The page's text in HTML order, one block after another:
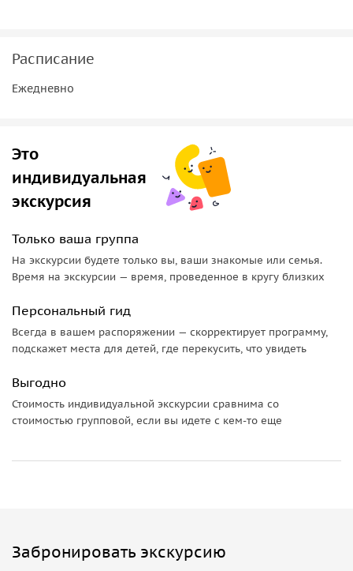
Расписание
Ежедневно
Это
индивидуальная
экскурсия
Только ваша группа
На экскурсии будете только вы, ваши знакомые или семья.
Время на экскурсии — время, проведенное в кругу близких
Персональный гид
Всегда в вашем распоряжении — скорректирует программу,
подскажет места для детей, где перекусить, что увидеть
Выгодно
Стоимость индивидуальной экскурсии сравнима со
стоимостью групповой, если вы идете с кем-то еще
Забронировать экскурсию